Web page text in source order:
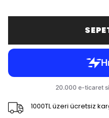
1000TL üzeri ücretsiz